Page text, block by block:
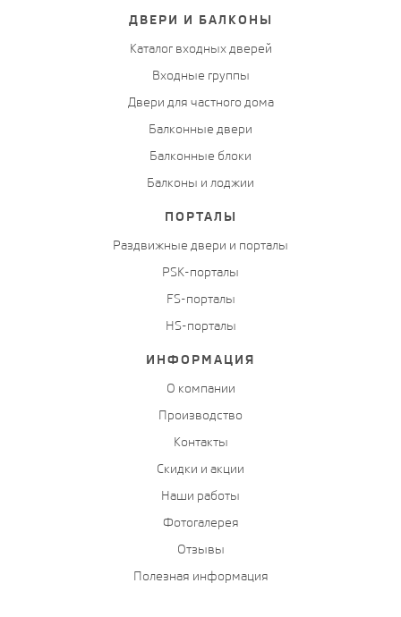
ДВЕРИ И БАЛКОНЫ
Каталог входных дверей
Входные группы
Двери для частного дома
Балконные двери
Балконные блоки
Балконы и лоджии
ПОРТАЛЫ
Раздвижные двери и порталы
PSK-порталы
FS-порталы
HS-порталы
ИНФОРМАЦИЯ
О компании
Производство
Контакты
Скидки и акции
Наши работы
Фотогалерея
Отзывы
Полезная информация